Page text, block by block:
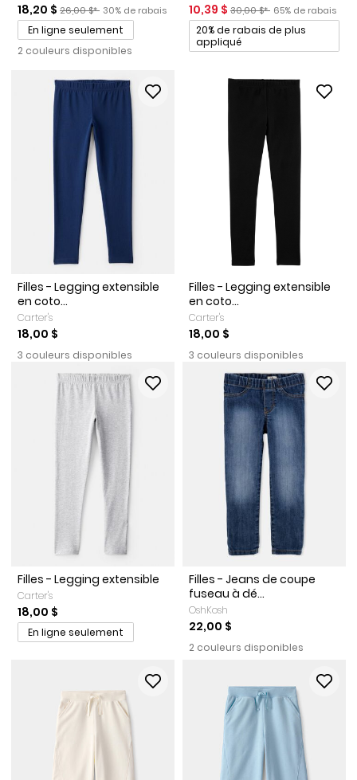
Prix de solde
18,20 $ Prix ​​de détail suggéré par le fabricant
26,00 $* Pourcentage de rabais
30% de rabais
En ligne seulement
2 couleurs disponibles
Prix de solde
10,39 $ Prix ​​de détail suggéré par
30,00 $* Pourcentage de
65% de rabais
Promotions
20% de rabais de plus
appliqué
Filles - Legging extensible
en coto...
Carter's
18,00 $
3 couleurs disponibles
Filles - Legging extensible
en coto...
Carter's
18,00 $
3 couleurs disponibles
Filles - Legging extensible
Carter's
18,00 $
En ligne seulement
Filles - Jeans de coupe
fuseau à dé...
OshKosh
22,00 $
2 couleurs disponibles